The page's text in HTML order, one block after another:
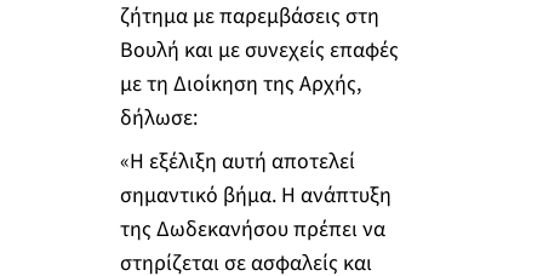
ζήτημα με παρεμβάσεις στη
Βουλή και με συνεχείς επαφές
με τη Διοίκηση της Αρχής,
δήλωσε:
«Η εξέλιξη αυτή αποτελεί
σημαντικό βήμα. Η ανάπτυξη
της Δωδεκανήσου πρέπει να
στηρίζεται σε ασφαλείς και